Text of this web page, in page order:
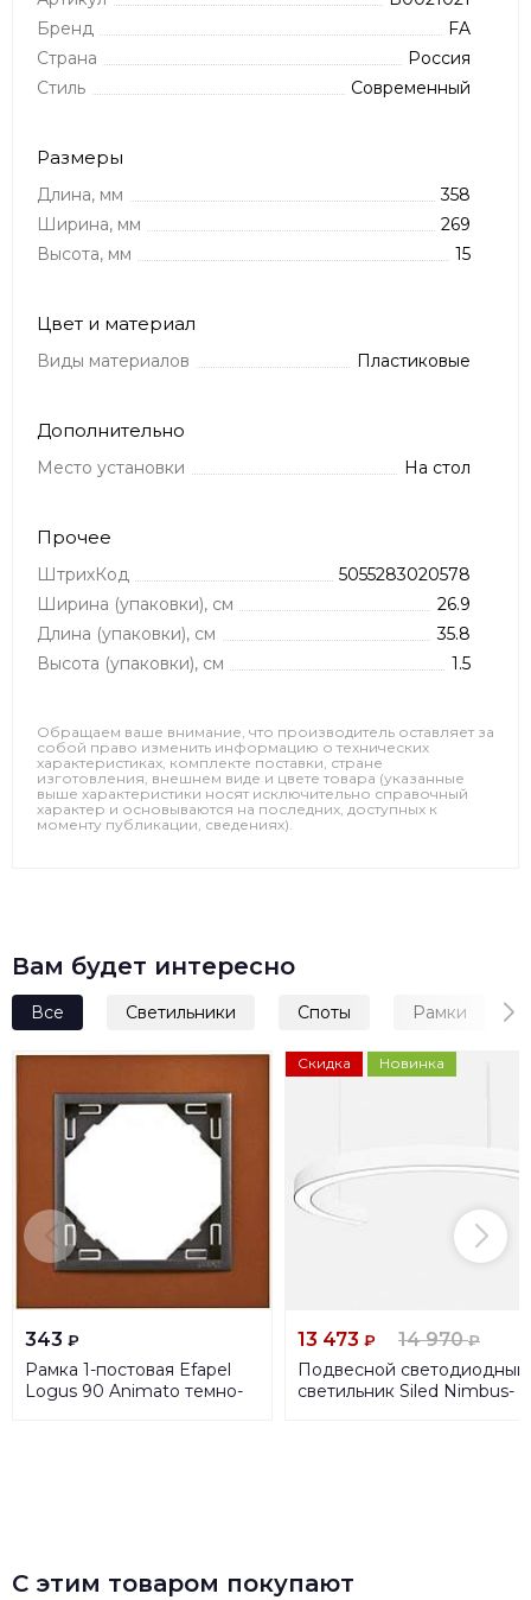
Бренд
FA
Страна
Россия
Стиль
Современный
Размеры
Длина, мм
358
Ширина, мм
269
Высота, мм
15
Цвет и материал
Виды материалов Пластиковые
Дополнительно
Место установки На стол
Прочее
ШтрихКод
5055283020578
Ширина (упаковки), см
26.9
Длина (упаковки), см
35.8
Высота (упаковки), см
1.5
Обращаем ваше внимание, что производитель оставляет за
собой право изменить информацию о технических
характеристиках, комплекте поставки, стране
изготовления, внешнем виде и цвете товара (указанные
выше характеристики носят исключительно справочный
характер и основываются на последних, доступных к
моменту публикации, сведениях).
Вам будет интересно
Все Светильники Споты Рамки
343 ₽
Рамка 1-постовая Efapel
Logus 90 Animato темно-
Скидка Новинка
13 473 ₽ 14 970₽
Подвесной светодиодный
светильник Siled Nimbus-
С этим товаром покупают